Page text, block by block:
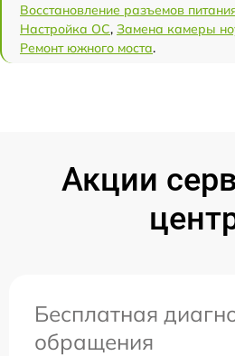
Восстановление разъемов
Настройка ОС, Замена камеры
Ремонт южного моста.
Акции
Бесплатная
обращения